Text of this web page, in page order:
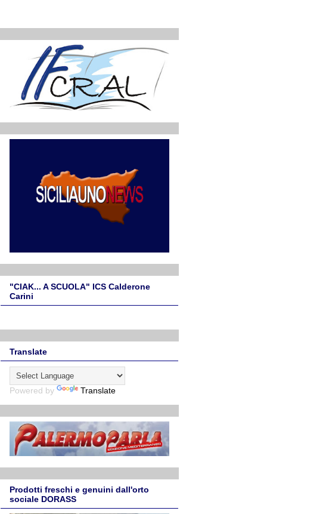
"CIAK... A SCUOLA" ICS Calderone
Carini
Translate
Powered by Translate
Prodotti freschi e genuini dall'orto
sociale DORASS